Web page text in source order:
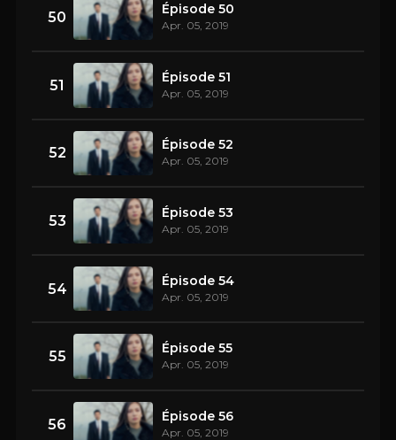
50 Épisode 50
Apr. 05, 2019
51 Épisode 51
Apr. 05, 2019
52 Épisode 52
Apr. 05, 2019
53 Épisode 53
Apr. 05, 2019
54 Épisode 54
Apr. 05, 2019
55 Épisode 55
Apr. 05, 2019
56 Épisode 56
Apr. 05, 2019